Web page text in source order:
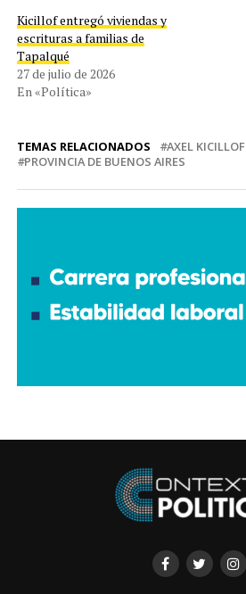
Kicillof entregó viviendas y
escrituras a familias de
Tapalqué
27 de julio de 2026
En «Política»
TEMAS RELACIONADOS AXEL KICILLOF
PROVINCIA DE BUENOS AIRES